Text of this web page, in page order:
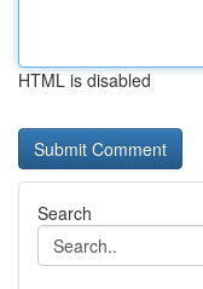
HTML is disabled
Search